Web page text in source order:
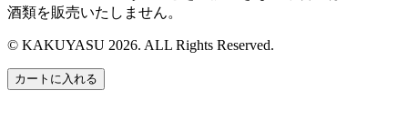
酒類を販売いたしません。
© KAKUYASU 2026. ALL Rights Reserved.
カートに入れる